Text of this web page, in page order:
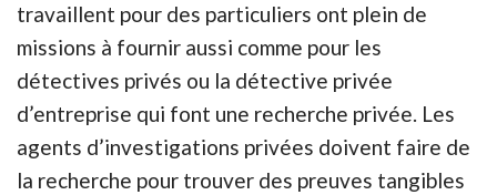
travaillent pour des particuliers ont plein de
missions à fournir aussi comme pour les
détectives privés ou la détective privée
d’entreprise qui font une recherche privée. Les
agents d’investigations privées doivent faire de
la recherche pour trouver des preuves tangibles